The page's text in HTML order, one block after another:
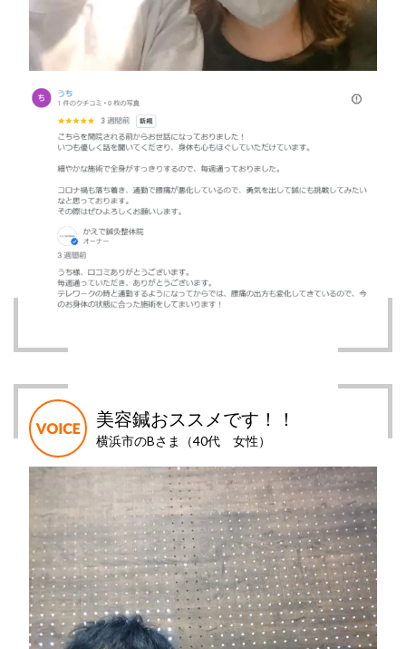
美容鍼おススメです！！
横浜市のBさま（40代 女性）